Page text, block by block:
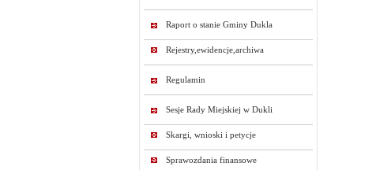
Raport o stanie Gminy Dukla
Rejestry,ewidencje,archiwa
Regulamin
Sesje Rady Miejskiej w Dukli
Skargi, wnioski i petycje
Sprawozdania finansowe